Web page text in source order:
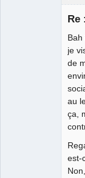
Re
je
de
au
ça,
est-